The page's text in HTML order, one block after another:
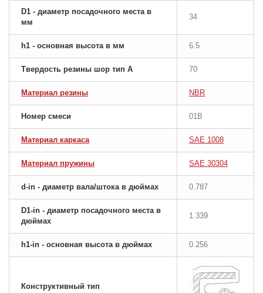
D1 - диаметр посадочного места в
мм
34
h1 - основная высота в мм 6.5
Твердость резины шор тип A 70
Материал резины NBR
Номер смеси 01B
Материал каркаса SAE 1008
Материал пружины SAE 30304
d-in - диаметр вала/штока в дюймах 0.787
D1-in - диаметр посадочного места в
дюймах
1.339
h1-in - основная высота в дюймах 0.256
Конструктивный тип